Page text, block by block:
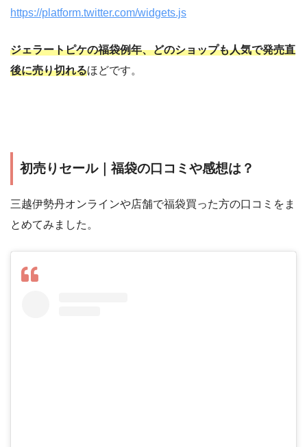
https://platform.twitter.com/widgets.js
ジェラートピケの福袋例年、どのショップも人気で発売直
後に売り切れるほどです。
初売りセール｜福袋の口コミや感想は？
三越伊勢丹オンラインや店舗で福袋買った方の口コミをま
とめてみました。